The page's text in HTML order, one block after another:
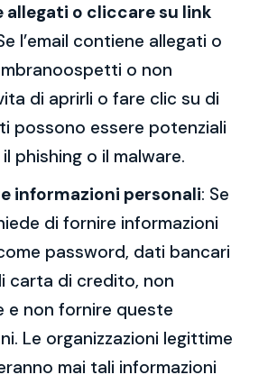
allegati o cliccare su link
l’email contiene allegati o
o non
di aprirli o fare clic su di
possono essere potenziali
phishing o il malware.
informazioni personali: Se
di fornire informazioni
password, dati bancari
carta di credito, non
e non fornire queste
Le organizzazioni legittime
mai tali informazioni